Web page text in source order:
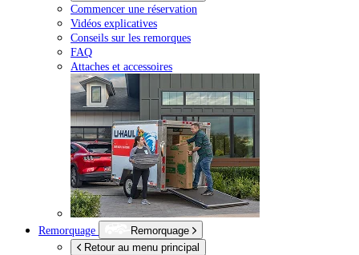
Commencer une réservation
Vidéos explicatives
Conseils sur les remorques
FAQ
Attaches et accessoires
Remorquage
Remorquage
Retour au menu principal